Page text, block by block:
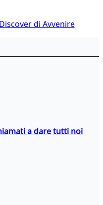
di Avvenire
a dare tutti noi